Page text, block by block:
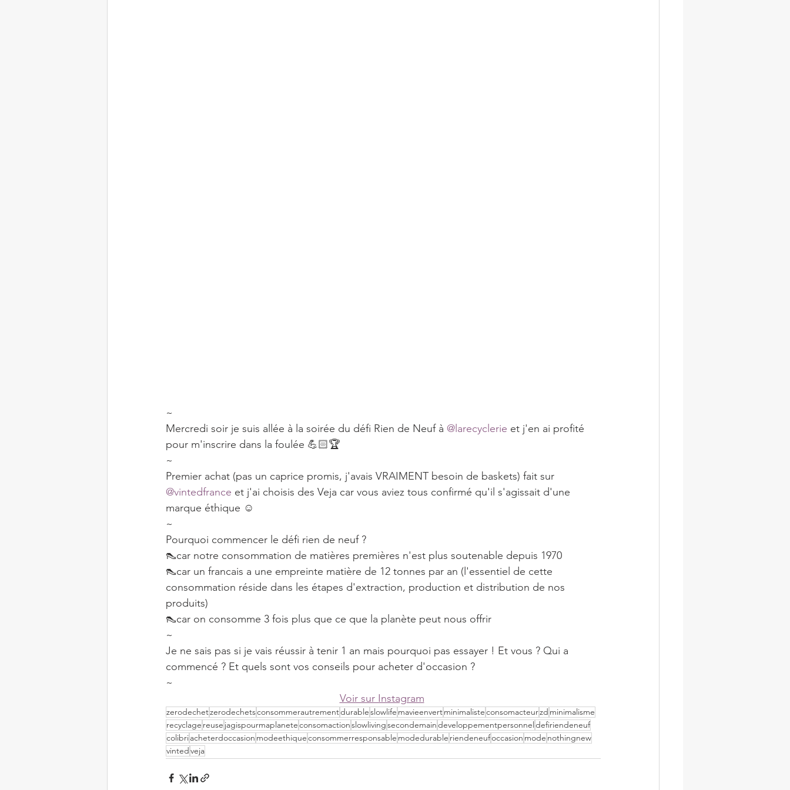
~
Mercredi soir je suis allée à la soirée du défi Rien de Neuf à @larecyclerie et j'en ai profité
pour m'inscrire dans la foulée 💪🏻🏆
~
Premier achat (pas un caprice promis, j'avais VRAIMENT besoin de baskets) fait sur
@vintedfrance et j'ai choisis des Veja car vous aviez tous confirmé qu'il s'agissait d'une
marque éthique ☺️
~
Pourquoi commencer le défi rien de neuf ?
👠car notre consommation de matières premières n'est plus soutenable depuis 1970
👠car un francais a une empreinte matière de 12 tonnes par an (l'essentiel de cette
consommation réside dans les étapes d'extraction, production et distribution de nos
produits)
👠car on consomme 3 fois plus que ce que la planète peut nous offrir
~
Je ne sais pas si je vais réussir à tenir 1 an mais pourquoi pas essayer ! Et vous ? Qui a
commencé ? Et quels sont vos conseils pour acheter d'occasion ?
~
Voir sur Instagram
zerodechetzerodechetsconsommerautrementdurableslowlife mavieenvertminimalisteconsomacteurzd minimalisme
recyclage reuse jagispourmaplaneteconsomactionslowlivingsecondemaindeveloppementpersonneldefiriendeneuf
colibriacheterdoccasion modeethiqueconsommerresponsable modedurable riendeneufoccasion mode nothingnew
vintedveja